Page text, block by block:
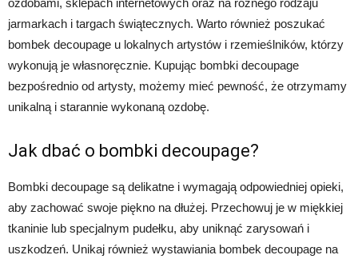
ozdobami, sklepach internetowych oraz na różnego rodzaju
jarmarkach i targach świątecznych. Warto również poszukać
bombek decoupage u lokalnych artystów i rzemieślników, którzy
wykonują je własnoręcznie. Kupując bombki decoupage
bezpośrednio od artysty, możemy mieć pewność, że otrzymamy
unikalną i starannie wykonaną ozdobę.
Jak dbać o bombki decoupage?
Bombki decoupage są delikatne i wymagają odpowiedniej opieki,
aby zachować swoje piękno na dłużej. Przechowuj je w miękkiej
tkaninie lub specjalnym pudełku, aby uniknąć zarysowań i
uszkodzeń. Unikaj również wystawiania bombek decoupage na